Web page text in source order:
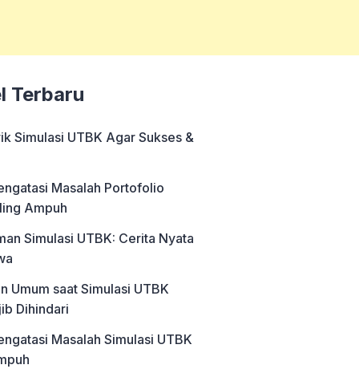
Terbaru
Simulasi UTBK Agar Sukses &
Masalah Portofolio
Ampuh
Simulasi UTBK: Cerita Nyata
Umum saat Simulasi UTBK
Dihindari
Masalah Simulasi UTBK